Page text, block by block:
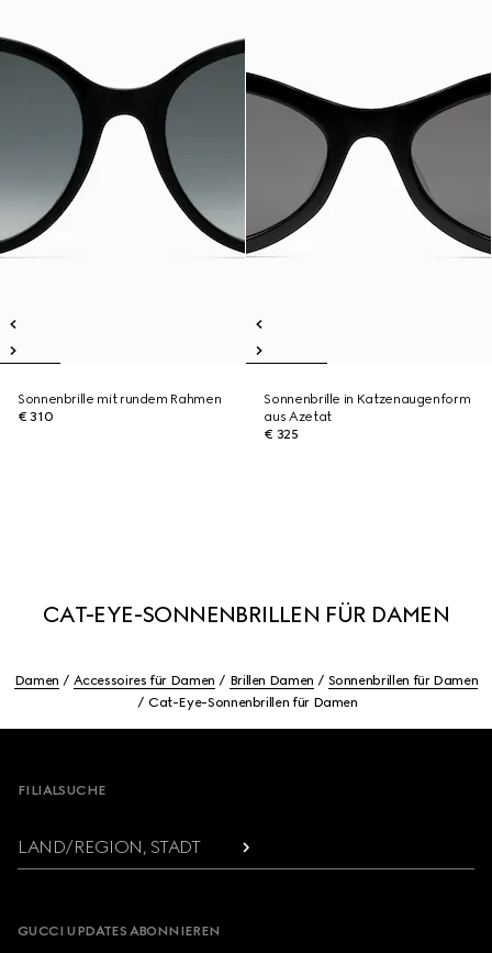
Sonnenbrille mit rundem Rahmen
€ 310
Sonnenbrille in Katzenaugenform
aus Azetat
€ 325
CAT-EYE-SONNENBRILLEN FÜR DAMEN
Damen Accessoires für Damen Brillen Damen
Sonnenbrillen für Damen
Cat-Eye-Sonnenbrillen für Damen
FILIALSUCHE
LAND/REGION, STADT
GUCCI UPDATES ABONNIEREN